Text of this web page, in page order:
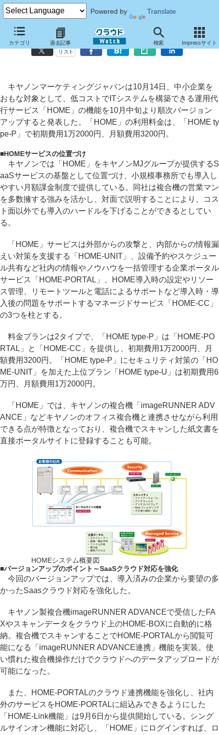
Powered by Translate
カテゴリ 過去記事 検索 Impressサイト
キヤノンMJ、中小オフィス向けIT支援サービス“HOME”の機能を拡充
リスト
キヤノンマーケティングジャパンは10月14日、中小企業を
おもな対象として、低コストでITシステムを構築できる運用代
行サービス「HOME」の機能を10月中旬より順次バージョン
アップすると発表した。「HOME」の利用料金は、「HOME ty
pe-P」で初期費用1万2000円、月額費用3200円。
■HOMEサービスの位置づけ
キヤノンでは「HOME」をキヤノンMJグループが提供するS
aaSサービスの基盤として位置づけ、小規模事務所でも導入し
やすい月額課金制度で提供している。同社は複合機の営業マン
を多数擁する強みを活かし、対面で説明することにより、コス
ト面以外でも導入のハードルを下げることができるとしてい
る。
「HOME」サービスは外部からの攻撃と、内部からの情報漏
えい対策を支援する「HOME-UNIT」、設備予約やスケジュー
ル共有など社内の情報やノウハウを一括管理する企業ポータル
サービス「HOME-PORTAL」、HOME導入時の設定やリソー
ス管理、リモートツールと電話によるサポートなど導入時・導
入後の問題をサポートするマネージドサービス「HOME-CC」
の3つを柱とする。
料金プランは2タイプで、「HOME type-P」は「HOME-PO
RTAL」と「HOME-CC」を提供し、初期費用1万2000円、月
額費用3200円。「HOME type-P」にセキュリティ対策の「HO
ME-UNIT」を加えた上位プラン「HOME type-U」は初期費用6
万円、月額費用1万2000円。
「HOME」では、キヤノンの複合機「imageRUNNER ADV
ANCE」などキヤノンのオフィス複合機と連携させながら利用
できる点が特徴となっており、複合機でスキャンした紙文書を
直接ポータルサイトに登録することも可能。
HOMEシステム概要図
■バージョンアップのポイント～SaaSクラウド対応を強化
今回のバージョンアップでは、導入済みの企業から要望の多
かったSaasクラウド対応を強化した。
キヤノン製複合機imageRUNNER ADVANCEで受信したFA
Xやスキャンデータをクラウド上のHOME-BOXに自動的に格
納。複合機でスキャンすることでHOME-PORTALから閲覧可
能になる「imageRUNNER ADVANCE連携」機能を実装。使
い慣れた複合機操作だけでクラウドへのデータアップロードが
可能になった。
また、HOME-PORTALのクラウド連携機能を強化し、社内
外のサービスをHOME-PORTALに組込みできるようにした
「HOME-Link機能」は9月6日から提供開始している。シング
ルサインオン機能に対応し、「HOME」にログインすれば、ロ